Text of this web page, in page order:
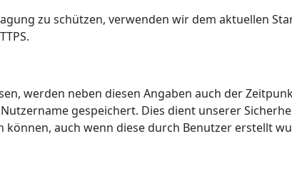
zu schützen, verwenden wir dem aktuellen
werden neben diesen Angaben auch der
gespeichert. Dies dient unserer
auch wenn diese durch Benutzer erstellt